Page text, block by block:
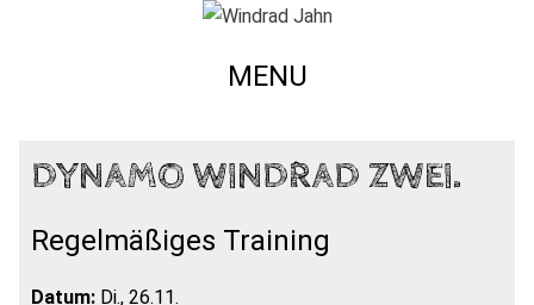
MENU
DYNAMO WINDRAD ZWEI.
Regelmäßiges Training
Datum: Di., 26.11.